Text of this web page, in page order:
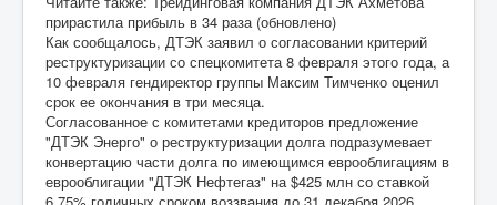
прирастила прибыль в 34 раза (обновлено)
Как сообщалось, ДТЭК заявил о согласовании критерий
реструктуризации со спецкомитета 8 февраля этого года, а
10 февраля гендиректор группы Максим Тимченко оценил
срок ее окончания в три месяца.
Согласованное с комитетами кредиторов предложение
"ДТЭК Энерго" о реструктуризации долга подразумевает
конвертацию части долга по имеющимся еврооблигациям в
еврооблигации "ДТЭК Нефтегаз" на $425 млн со ставкой